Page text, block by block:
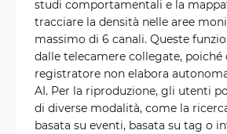
studi comportamentali e la
tracciare la densità nelle aree
massimo di 6 canali. Queste
dalle telecamere collegate, poiché
registratore non elabora
AI. Per la riproduzione, gli utenti
di diverse modalità, come la
basata su eventi, basata su tag o